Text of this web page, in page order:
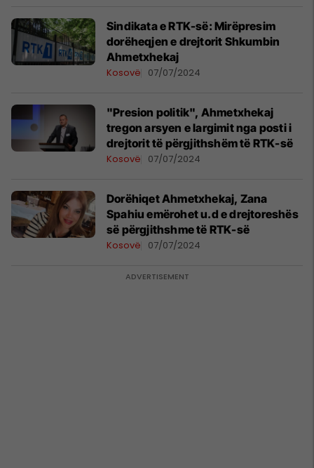
Sindikata e RTK-së: Mirëpresim
dorëheqjen e drejtorit Shkumbin
Ahmetxhekaj
Kosovë 07/07/2024
"Presion politik", Ahmetxhekaj
tregon arsyen e largimit nga posti i
drejtorit të përgjithshëm të RTK-së
Kosovë 07/07/2024
Dorëhiqet Ahmetxhekaj, Zana
Spahiu emërohet u.d e drejtoreshës
së përgjithshme të RTK-së
Kosovë 07/07/2024